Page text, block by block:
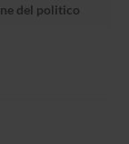
del politico